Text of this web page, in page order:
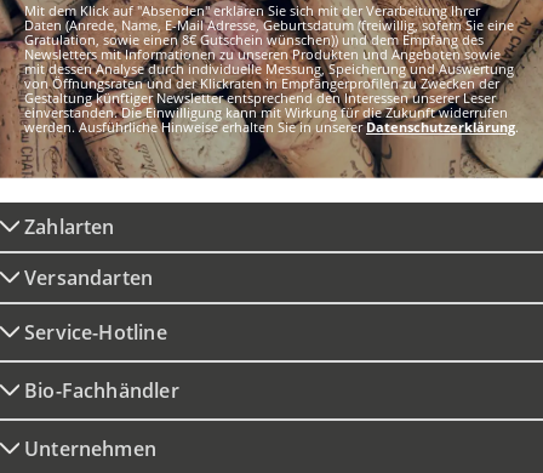
Mit dem Klick auf "Absenden" erklären Sie sich mit der Verarbeitung Ihrer
Daten (Anrede, Name, E-Mail Adresse, Geburtsdatum (freiwillig, sofern Sie eine
Gratulation, sowie einen 8€ Gutschein wünschen)) und dem Empfang des
Newsletters mit Informationen zu unseren Produkten und Angeboten sowie
mit dessen Analyse durch individuelle Messung, Speicherung und Auswertung
von Öffnungsraten und der Klickraten in Empfängerprofilen zu Zwecken der
Gestaltung künftiger Newsletter entsprechend den Interessen unserer Leser
einverstanden. Die Einwilligung kann mit Wirkung für die Zukunft widerrufen
werden. Ausführliche Hinweise erhalten Sie in unsererDatenschutzerklärung.
Zahlarten
Versandarten
Service-Hotline
Bio-Fachhändler
Unternehmen